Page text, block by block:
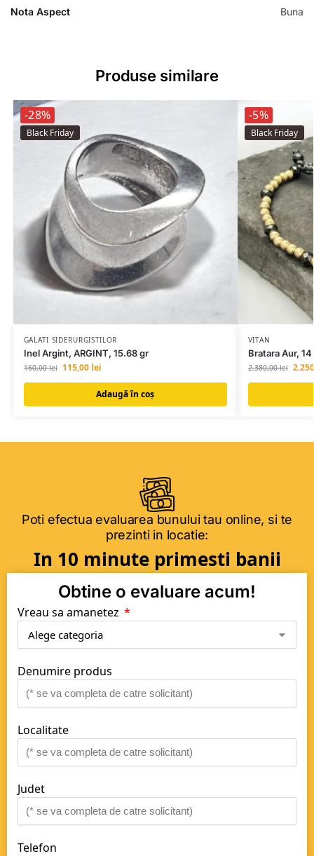
Nota Aspect Buna
Produse similare
-28%
Black Friday
GALATI SIDERURGISTILOR
Inel Argint, ARGINT, 15.68 gr
160,00lei 115,00 lei
Adaugă în coș
-5%
Black Friday
VITAN
Bratara Aur,
2.380,00lei
Poti efectua evaluarea bunului tau online, si te
prezinti in locatie:
In 10 minute primesti banii
Obtine o evaluare acum!
Vreau sa amanetez
Denumire produs
Localitate
Judet
Telefon